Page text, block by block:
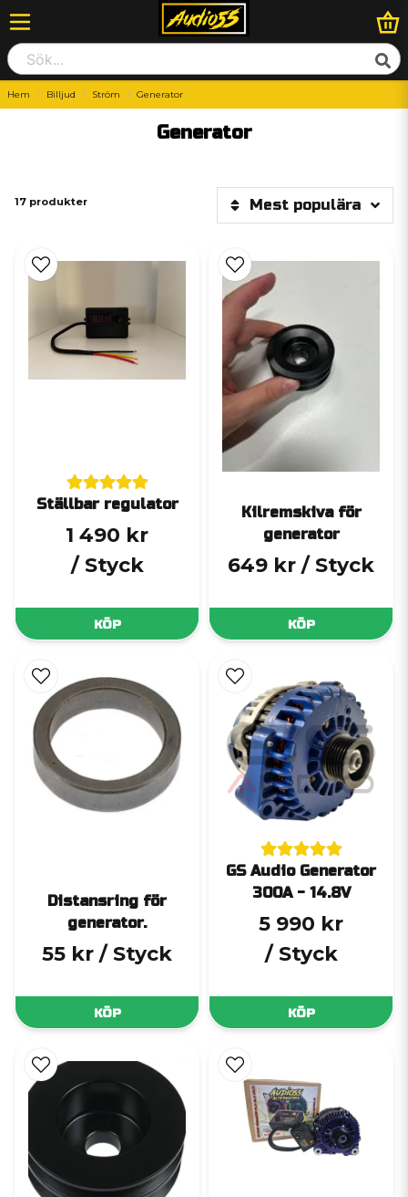
Hem Billjud Ström Generator
Generator
17 produkter Mest populära
Ställbar regulator
1 490 kr
/ Styck
KÖP
Kilremskiva för
generator
649 kr / Styck
KÖP
Distansring för
generator.
55 kr / Styck
KÖP
GS Audio Generator
300A - 14.8V
5 990 kr
/ Styck
KÖP